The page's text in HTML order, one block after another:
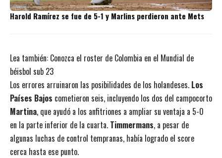
Harold Ramírez se fue de 5-1 y Marlins perdieron ante Mets
Lea también: Conozca el roster de Colombia en el Mundial de
béisbol sub 23
Los errores arruinaron las posibilidades de los holandeses. Los
Países Bajos cometieron seis, incluyendo los dos del campocorto
Martina, que ayudó a los anfitriones a ampliar su ventaja a 5-0
en la parte inferior de la cuarta. Timmermans, a pesar de
algunas luchas de control tempranas, había logrado el score
cerca hasta ese punto.